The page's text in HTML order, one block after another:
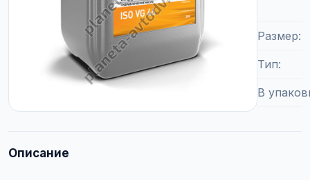
Размер
Тип
В
Описание